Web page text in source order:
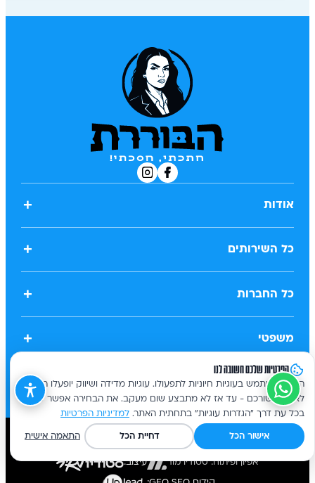
הפרטיות שלכם חשובה לנו
האתר משתמש בעוגיות חיוניות לתפעולו. עוגיות מדידה ושיווק יופעלו רק
לאחר אישורכם - עד אז לא מתבצע שום מעקב. את הבחירה אפשר לשנות
בכל עת דרך "הגדרות עוגיות" בתחתית האתר. למדיניות הפרטיות
אישור הכל דחיית הכל התאמה אישית
אודות +
כל השירותים +
כל החברות +
משפטי +
עיצוב: אפיון ופיתוח: סטודיו מור
כל הזכויות שמורות